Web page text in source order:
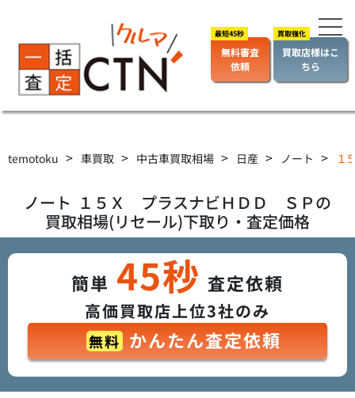
無料審査
依頼
買取店様はこ
ちら
temotoku > 車買取 > 中古車買取相場 > 日産 > ノート > １
ノート １５Ｘ プラスナビＨＤＤ ＳＰの
買取相場(リセール)下取り・査定価格
簡単 45秒 査定依頼
高価買取店上位3社のみ
無料 かんたん査定依頼